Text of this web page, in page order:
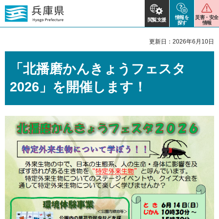
閲覧支援
情報を
探す
災害・安全
情報
更新日：2026年6月10日
「北播磨かんきょうフェスタ
2026」を開催します！